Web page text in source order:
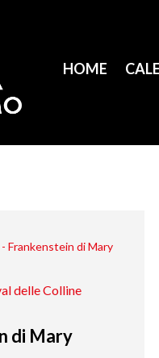
HOME
-Frankenstein di Mary
delle Colline
di Mary